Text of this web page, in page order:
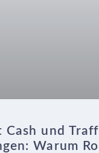
Cash und
Warum